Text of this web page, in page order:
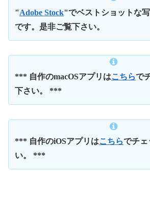
"Adobe Stock"でベストショットな
です。是非ご覧下さい。
*** 自作のmacOSアプリはこちらで
下さい。 ***
*** 自作のiOSアプリはこちらでチェ
い。 ***